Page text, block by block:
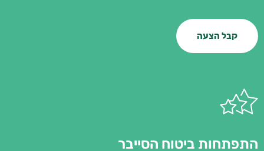
קבל הצעה
התפתחות ביטוח הסייבר